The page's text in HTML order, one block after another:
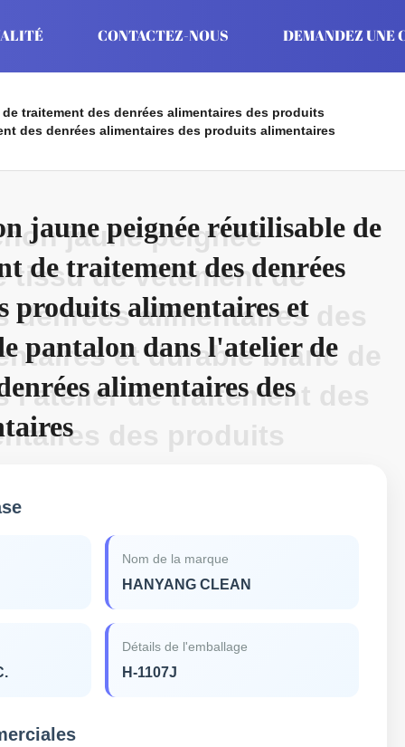
CONTACTEZ-NOUS DEMANDEZ UNE
traitement des denrées alimentaires des produits
des denrées alimentaires des produits alimentaires
jaune peignée réutilisable de
de traitement des denrées
produits alimentaires et
pantalon dans l'atelier de
alimentaires des
jaune peignée
tissu de vêtement de
denrées alimentaires des
et durable blanc de
l'atelier de traitement des
des produits
Nom de la marque
HANYANG CLEAN
Détails de l'emballage
H-1107J